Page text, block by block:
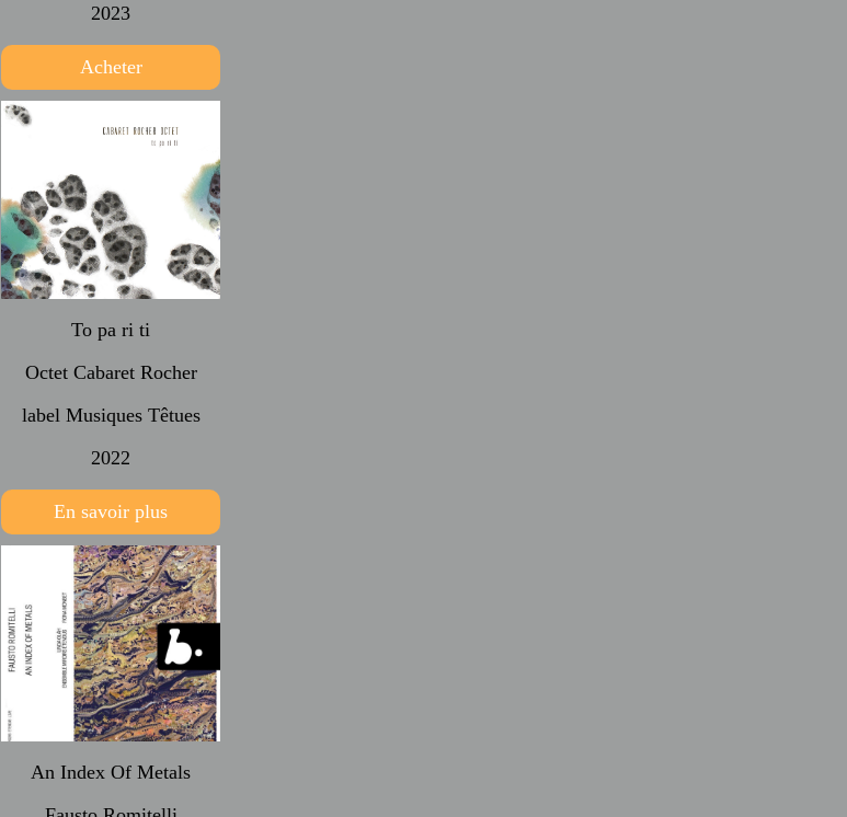
2023
Acheter
To pa ri ti
Octet Cabaret Rocher
label Musiques Têtues
2022
En savoir plus
An Index Of Metals